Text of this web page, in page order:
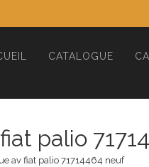
CATALOGUE
palio
av fiat palio 71714464 neuf